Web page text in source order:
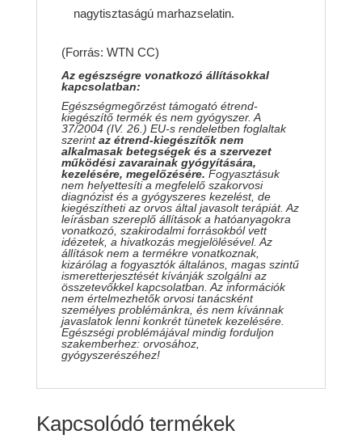
nagytisztaságú marhazselatin.
(Forrás: WTN CC)
Az egészségre vonatkozó állításokkal
kapcsolatban:
Egészségmegőrzést támogató étrend-
kiegészítő termék és nem gyógyszer. A
37/2004 (IV. 26.) EU-s rendeletben foglaltak
szerintaz étrend-kiegészítők nem
alkalmasak betegségek és a szervezet
működési zavarainak gyógyítására,
kezelésére, megelőzésére. Fogyasztásuk
nem helyettesíti a megfelelő szakorvosi
diagnózist és a gyógyszeres kezelést, de
kiegészítheti az orvos által javasolt terápiát. Az
leírásban szereplő állítások a hatóanyagokra
vonatkozó, szakirodalmi forrásokból vett
idézetek, a hivatkozás megjelölésével. Az
állítások nem a termékre vonatkoznak,
kizárólag a fogyasztók általános, magas szintű
ismeretterjesztését kívánják szolgálni az
összetevőkkel kapcsolatban. Az információk
nem értelmezhetők orvosi tanácsként
személyes problémánkra, és nem kívánnak
javaslatok lenni konkrét tünetek kezelésére.
Egészségi problémájával mindig forduljon
szakemberhez: orvosához,
gyógyszerészéhez!
Kapcsolódó termékek